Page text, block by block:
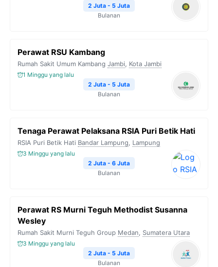
2 Juta - 5 Juta
Bulanan
Perawat RSU Kambang
Rumah Sakit Umum Kambang Jambi, Kota Jambi
1 Minggu yang lalu
2 Juta - 5 Juta
Bulanan
Tenaga Perawat Pelaksana RSIA Puri Betik Hati
RSIA Puri Betik Hati Bandar Lampung, Lampung
3 Minggu yang lalu
2 Juta - 6 Juta
Bulanan
Perawat RS Murni Teguh Methodist Susanna
Wesley
Rumah Sakit Murni Teguh Group Medan, Sumatera Utara
3 Minggu yang lalu
2 Juta - 5 Juta
Bulanan